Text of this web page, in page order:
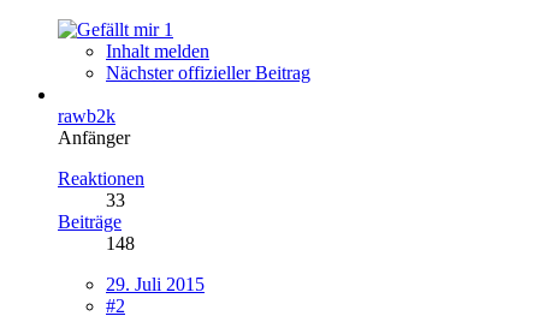
1
Inhalt melden
Nächster offizieller Beitrag
rawb2k
Anfänger
Reaktionen
33
Beiträge
148
29. Juli 2015
#2